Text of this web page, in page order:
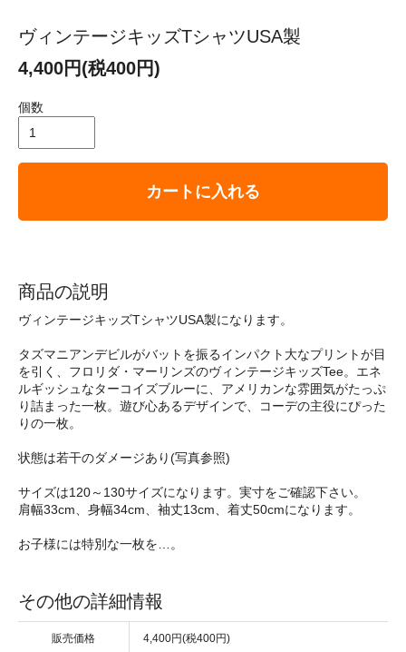
ヴィンテージキッズTシャツUSA製
4,400円(税400円)
個数
カートに入れる
商品の説明
ヴィンテージキッズTシャツUSA製になります。
タズマニアンデビルがバットを振るインパクト大なプリントが目
を引く、フロリダ・マーリンズのヴィンテージキッズTee。エネ
ルギッシュなターコイズブルーに、アメリカンな雰囲気がたっぷ
り詰まった一枚。遊び心あるデザインで、コーデの主役にぴった
りの一枚。
状態は若干のダメージあり(写真参照)
サイズは120～130サイズになります。実寸をご確認下さい。
肩幅33cm、身幅34cm、袖丈13cm、着丈50cmになります。
お子様には特別な一枚を…。
その他の詳細情報
販売価格 4,400円(税400円)